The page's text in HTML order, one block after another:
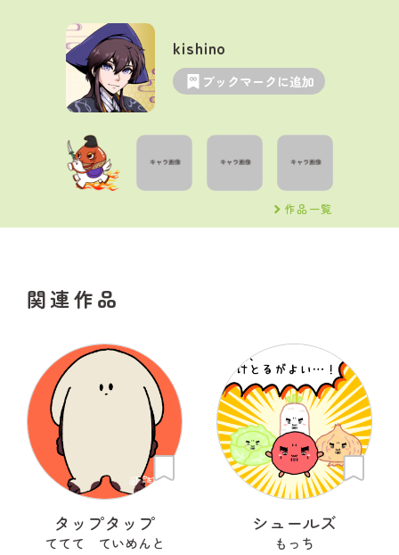
kishino
ブックマークに追加
作品一覧
関連作品
タップタップ
ててて ていめんと
シュールズ
もっち